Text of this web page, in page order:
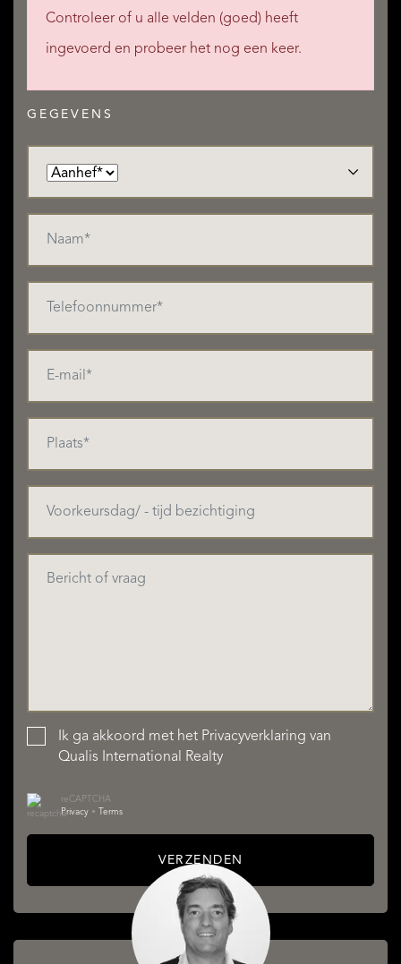
Controleer of u alle velden (goed) heeft
ingevoerd en probeer het nog een keer.
GEGEVENS
Ik ga akkoord met het Privacyverklaring van
Qualis International Realty
reCAPTCHA
Privacy • Terms
VERZENDEN